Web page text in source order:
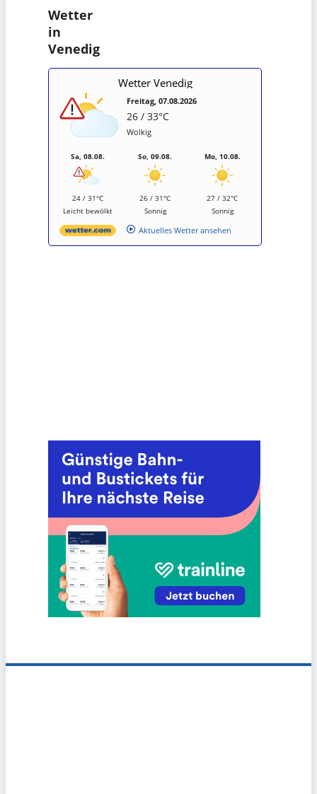
Wetter
in
Venedig
Wetter Venedig
Freitag, 07.08.2026
26 / 33°C
Wolkig
Sa, 08.08.
24 / 31°C
Leicht bewölkt
So, 09.08.
26 / 31°C
Sonnig
Mo, 10.08.
27 / 32°C
Sonnig
Aktuelles Wetter ansehen